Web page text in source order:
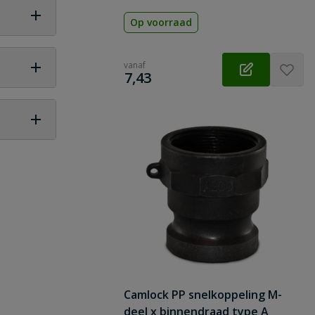
Op voorraad
vanaf
€
7,43
Camlock PP snelkoppeling M-
deel x binnendraad type A